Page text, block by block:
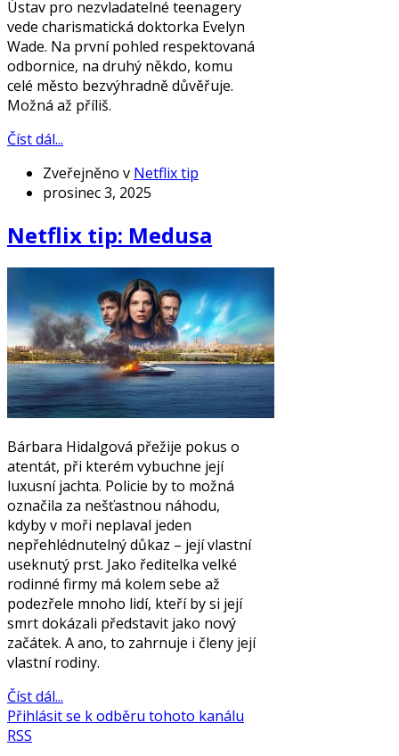
Ústav pro nezvladatelné teenagery
vede charismatická doktorka Evelyn
Wade. Na první pohled respektovaná
odbornice, na druhý někdo, komu
celé město bezvýhradně důvěřuje.
Možná až příliš.
Číst dál...
Zveřejněno v Netflix tip
prosinec 3, 2025
Netflix tip: Medusa
Bárbara Hidalgová přežije pokus o
atentát, při kterém vybuchne její
luxusní jachta. Policie by to možná
označila za nešťastnou náhodu,
kdyby v moři neplaval jeden
nepřehlédnutelný důkaz – její vlastní
useknutý prst. Jako ředitelka velké
rodinné firmy má kolem sebe až
podezřele mnoho lidí, kteří by si její
smrt dokázali představit jako nový
začátek. A ano, to zahrnuje i členy její
vlastní rodiny.
Číst dál...
Přihlásit se k odběru tohoto kanálu
RSS